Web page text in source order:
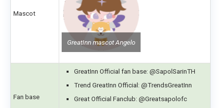
Mascot
GreatInn mascot Angelo
Fan base
GreatInn Official fan base: @SapolSarinTH
Trend GreatInn Official: @TrendsGreatInn
Great Official Fanclub: @Greatsapolofc